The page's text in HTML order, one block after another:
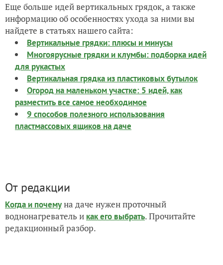
Еще больше идей вертикальных грядок, а также
информацию об особенностях ухода за ними вы
найдете в статьях нашего сайта:
Вертикальные грядки: плюсы и минусы
Многоярусные грядки и клумбы: подборка идей
для рукастых
Вертикальная грядка из пластиковых бутылок
Огород на маленьком участке: 5 идей, как
разместить все самое необходимое
9 способов полезного использования
пластмассовых ящиков на даче
От редакции
Когда и почемуна даче нужен проточный
воднонагреватель и как его выбрать. Прочитайте
редакционный разбор.